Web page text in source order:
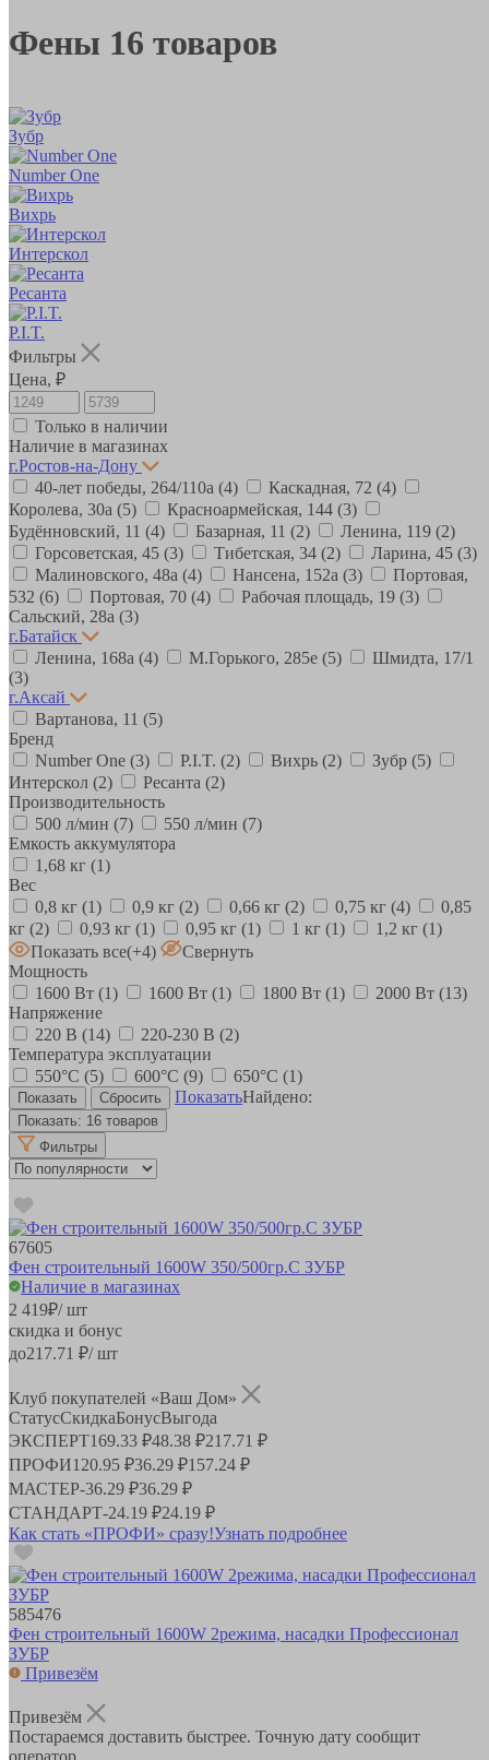
Фены 16 товаров
Зубр
Number One
Вихрь
Интерскол
Ресанта
P.I.T.
Фильтры
Цена, ₽
Только в наличии
Наличие в магазинах
г.Ростов-на-Дону
40-лет победы, 264/110а (4) Каскадная, 72 (4)
Королева, 30а (5) Красноармейская, 144 (3)
Будённовский, 11 (4) Базарная, 11 (2) Ленина, 119 (2)
Горсоветская, 45 (3) Тибетская, 34 (2) Ларина, 45 (3)
Малиновского, 48а (4) Нансена, 152а (3)
Портовая,
532 (6) Портовая, 70 (4) Рабочая площадь, 19 (3)
Сальский, 28a (3)
г.Батайск
Ленина, 168а (4) М.Горького, 285е (5)
Шмидта, 17/1
(3)
г.Аксай
Вартанова, 11 (5)
Бренд
Number One (3) P.I.T. (2) Вихрь (2) Зубр (5)
Интерскол (2) Ресанта (2)
Производительность
500 л/мин (7) 550 л/мин (7)
Емкость аккумулятора
1,68 кг (1)
Вес
0,8 кг (1) 0,9 кг (2) 0,66 кг (2) 0,75 кг (4)
0,85
кг (2) 0,93 кг (1) 0,95 кг (1) 1 кг (1) 1,2 кг (1)
Показать все(+4)
Свернуть
Мощность
1600 Вт (1) 1600 Вт (1) 1800 Вт (1) 2000 Вт (13)
Напряжение
220 В (14) 220-230 В (2)
Температура эксплуатации
550°C (5) 600°С (9) 650°С (1)
ПоказатьНайдено:
Показать: 16 товаров
Фильтры
67605
Фен строительный 1600W 350/500гр.C ЗУБР
Наличие в магазинах
2 419₽/ шт
скидка и бонус
до217.71 ₽/ шт
Клуб покупателей «Ваш Дом»
СтатусСкидкаБонусВыгода
ЭКСПЕРТ169.33 ₽48.38 ₽217.71 ₽
ПРОФИ120.95 ₽36.29 ₽157.24 ₽
МАСТЕР-36.29 ₽36.29 ₽
СТАНДАРТ-24.19 ₽24.19 ₽
Как стать «ПРОФИ» сразу!Узнать подробнее
585476
Фен строительный 1600W 2режима, насадки Профессионал
ЗУБР
Привезём
Привезём
Постараемся доставить быстрее. Точную дату сообщит
оператор.